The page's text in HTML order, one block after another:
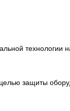
защиты